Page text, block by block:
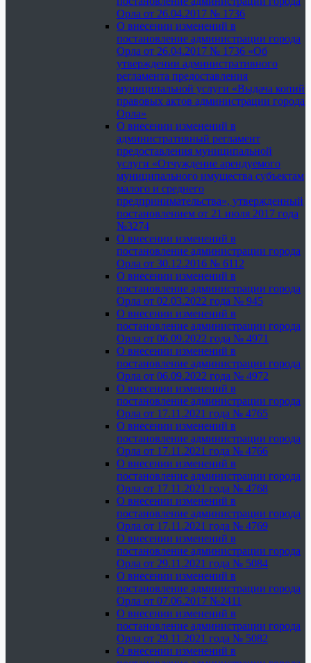
Орла от 26.04.2017 № 1736
О внесении изменений в
постановление администрации города
Орла от 26.04.2017 № 1736 «Об
утверждении административного
регламента предоставления
муниципальной услуги «Выдача копий
правовых актов администрации города
Орла»
О внесении изменений в
административный регламент
предоставления муниципальной
услуги «Отчуждение арендуемого
муниципального имущества субъектам
малого и среднего
предпринимательства», утвержденный
постановлением от 21 июля 2017 года
№3274
О внесении изменений в
постановление администрации города
Орла от 30.12.2016 № 6112
О внесении изменений в
постановление администрации города
Орла от 02.03.2022 года № 945
О внесении изменений в
постановление администрации города
Орла от 06.09.2022 года № 4971
О внесении изменений в
постановление администрации города
Орла от 06.09.2022 года № 4972
О внесении изменений в
постановление администрации города
Орла от 17.11.2021 года № 4765
О внесении изменений в
постановление администрации города
Орла от 17.11.2021 года № 4766
О внесении изменений в
постановление администрации города
Орла от 17.11.2021 года № 4768
О внесении изменений в
постановление администрации города
Орла от 17.11.2021 года № 4769
О внесении изменений в
постановление администрации города
Орла от 29.11.2021 года № 5084
О внесении изменений в
постановление администрации города
Орла от 07.06.2017 №2411
О внесении изменений в
постановление администрации города
Орла от 29.11.2021 года № 5082
О внесении изменений в